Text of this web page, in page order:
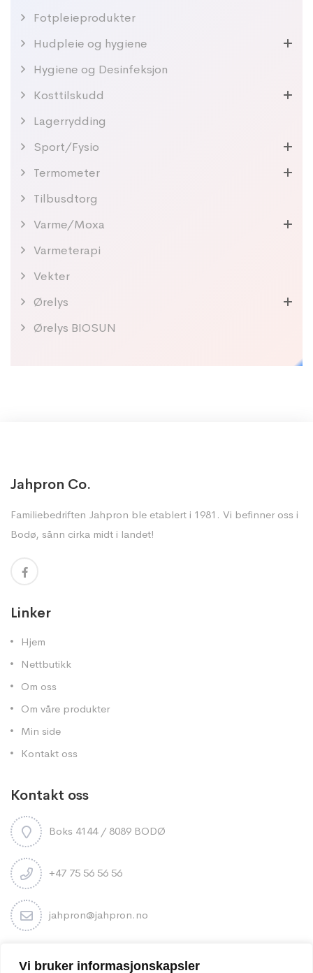
Vi bruker informasjonskapsler
Fotpleieprodukter
Hudpleie og hygiene
Hygiene og Desinfeksjon
Kosttilskudd
Lagerrydding
Sport/Fysio
Termometer
Tilbusdtorg
Varme/Moxa
Varmeterapi
Vekter
Ørelys
Ørelys BIOSUN
Jahpron Co.
Familiebedriften Jahpron ble etablert i 1981. Vi befinner oss i
Bodø, sånn cirka midt i landet!
Linker
Hjem
Nettbutikk
Om oss
Om våre produkter
Min side
Kontakt oss
Kontakt oss
Boks 4144 / 8089 BODØ
+47 75 56 56 56
jahpron@jahpron.no
Nyhetsbrev